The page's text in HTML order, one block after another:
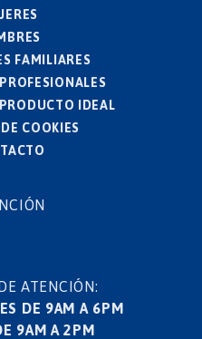
FAMILIARES
IDEAL
COOKIES
ATENCIÓN:
DE 9AM A 6PM
9AM A 2PM